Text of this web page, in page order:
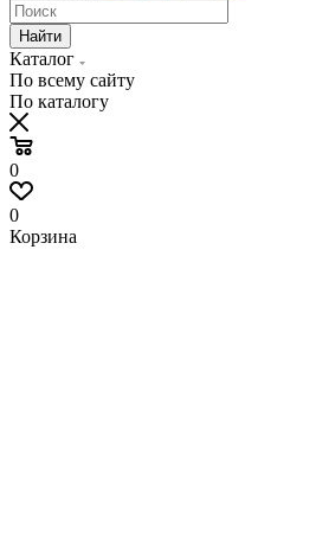
Найти
Каталог
По всему сайту
По каталогу
0
0
Корзина